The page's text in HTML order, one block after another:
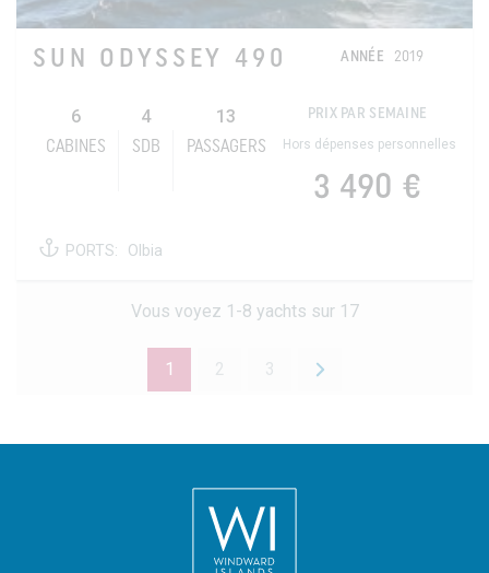
SUN ODYSSEY 490 ANNÉE 2019
6
CABINES
4
SDB
13
PASSAGERS
PRIX PAR SEMAINE
Hors dépenses personnelles
3 490 €
PORTS: Olbia
Vous voyez 1-8 yachts sur 17
1 2 3